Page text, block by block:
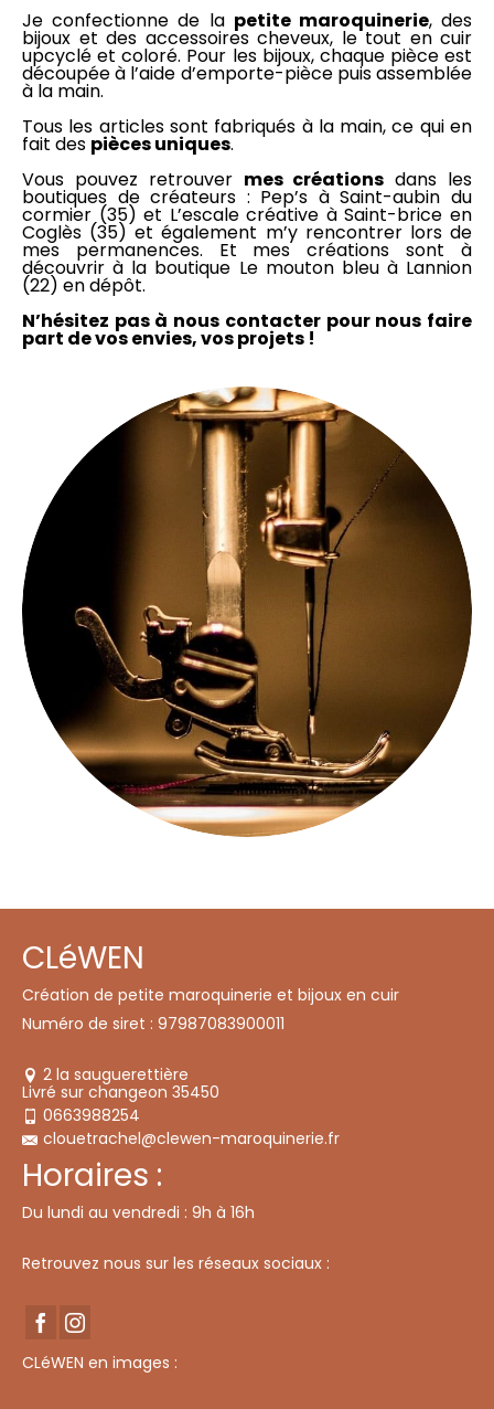
Je confectionne de la petite maroquinerie, des
bijoux et des accessoires cheveux, le tout en cuir
upcyclé et coloré. Pour les bijoux, chaque pièce est
découpée à l’aide d’emporte-pièce puis assemblée
à la main.
Tous les articles sont fabriqués à la main, ce qui en
fait des pièces uniques.
Vous pouvez retrouver mes créations dans les
boutiques de créateurs : Pep’s à Saint-aubin du
cormier (35) et L’escale créative à Saint-brice en
Coglès (35) et également m’y rencontrer lors de
mes permanences. Et mes créations sont à
découvrir à la boutique Le mouton bleu à Lannion
(22) en dépôt.
N’hésitez pas à nous contacter pour nous faire
part de vos envies, vos projets !
CLéWEN
Création de petite maroquinerie et bijoux en cuir
Numéro de siret : 97987083900011
2 la sauguerettière
Livré sur changeon 35450
0663988254
clouetrachel@clewen-maroquinerie.fr
Horaires :
Du lundi au vendredi : 9h à 16h
Retrouvez nous sur les réseaux sociaux :
CLéWEN en images :